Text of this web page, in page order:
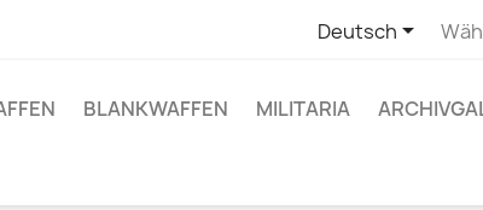
Deutsch
BLANKWAFFEN MILITARIA